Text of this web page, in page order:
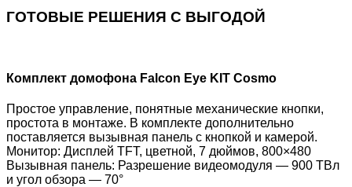
ГОТОВЫЕ РЕШЕНИЯ С ВЫГОДОЙ
Комплект домофона Falcon Eye KIT Cosmo
Простое управление, понятные механические кнопки,
простота в монтаже. В комплекте дополнительно
поставляется вызывная панель с кнопкой и камерой.
Монитор: Дисплей TFT, цветной, 7 дюймов, 800×480
Вызывная панель: Разрешение видеомодуля — 900 ТВл
и угол обзора — 70°